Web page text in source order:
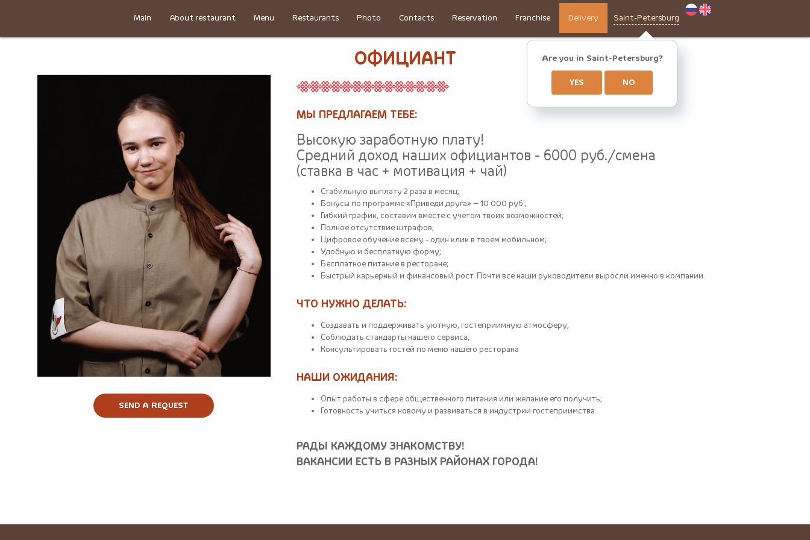
Main About restaurant Menu Restaurants Photo Contacts Reservation Franchise Delivery Saint-Petersburg
Are you in Saint-Petersburg?
YES NO
ОФИЦИАНТ
SEND A REQUEST
МЫ ПРЕДЛАГАЕМ ТЕБЕ:
Высокую заработную плату!
Средний доход наших официантов - 6000 руб./смена
(ставка в час + мотивация + чай)
Стабильную выплату 2 раза в месяц;
Бонусы по программе «Приведи друга» — 10 000 руб.;
Гибкий график, составим вместе с учетом твоих возможностей;
Полное отсутствие штрафов;
Цифровое обучение всему - один клик в твоем мобильном;
Удобную и бесплатную форму;
Бесплатное питание в ресторане;
Быстрый карьерный и финансовый рост. Почти все наши руководители выросли именно в компании.
ЧТО НУЖНО ДЕЛАТЬ:
Создавать и поддерживать уютную, гостеприимную атмосферу;
Соблюдать стандарты нашего сервиса;
Консультировать гостей по меню нашего ресторана
НАШИ ОЖИДАНИЯ:
Опыт работы в сфере общественного питания или желание его получить;
Готовность учиться новому и развиваться в индустрии гостеприимства
РАДЫ КАЖДОМУ ЗНАКОМСТВУ!
ВАКАНСИИ ЕСТЬ В РАЗНЫХ РАЙОНАХ ГОРОДА!